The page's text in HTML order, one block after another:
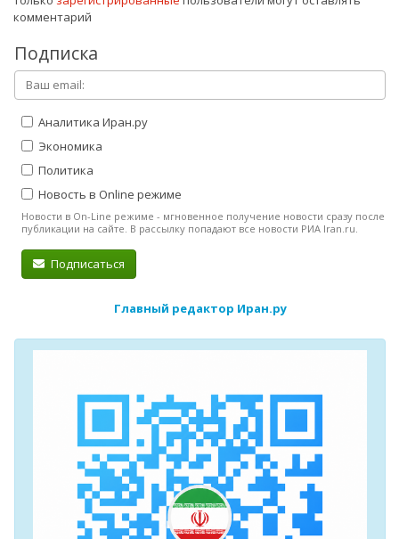
комментарий
Подписка
Аналитика Иран.ру
Экономика
Политика
Новость в Online режиме
Новости в On-Line режиме - мгновенное получение новости сразу после
публикации на сайте. В рассылку попадают все новости РИА Iran.ru.
Подписаться
Главный редактор Иран.ру